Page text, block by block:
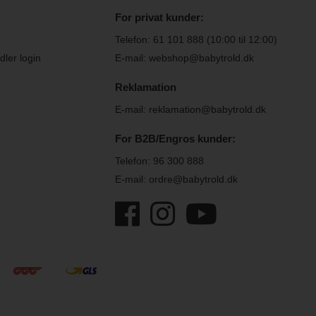
login
For privat kunder:
Telefon: 61 101 888 (10:00 til 12:00)
E-mail: webshop@babytrold.dk
Reklamation
E-mail: reklamation@babytrold.dk
For B2B/Engros kunder:
Telefon: 96 300 888
E-mail: ordre@babytrold.dk